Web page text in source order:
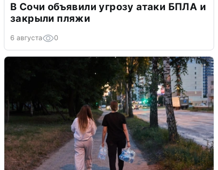
В Сочи объявили угрозу атаки БПЛА и
закрыли пляжи
6 августа 0